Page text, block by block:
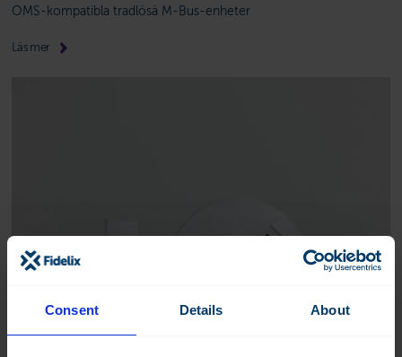
Consent Details About
OMS-kompatibla tradlösä M-Bus-enheter
Läs mer